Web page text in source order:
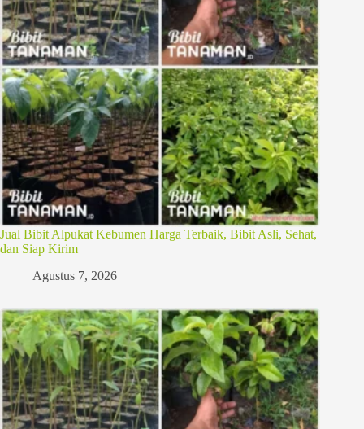
Jual Bibit Alpukat Kebumen Harga Terbaik, Bibit Asli, Sehat,
dan Siap Kirim
Agustus 7, 2026